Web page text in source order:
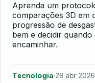
Aprenda um
comparações 3D em
progressão de
bem e decidir
encaminhar.
Tecnologia 28 abr 2026